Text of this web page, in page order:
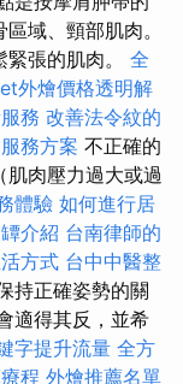
域、頸部肌肉。
張的肌肉。 全
外燴價格透明解
務 改善法令紋的
務方案 不正確的
肉壓力過大或過
體驗 如何進行居
介紹 台南律師的
方式 台中中醫整
持正確姿勢的關
適得其反，並希
字提升流量 全方
程 外燴推薦名單